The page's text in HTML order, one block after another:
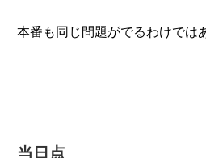
本番も同じ問題がでるわけでは
当日点